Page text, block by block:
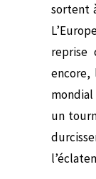
sortent
reprise
encore,
un